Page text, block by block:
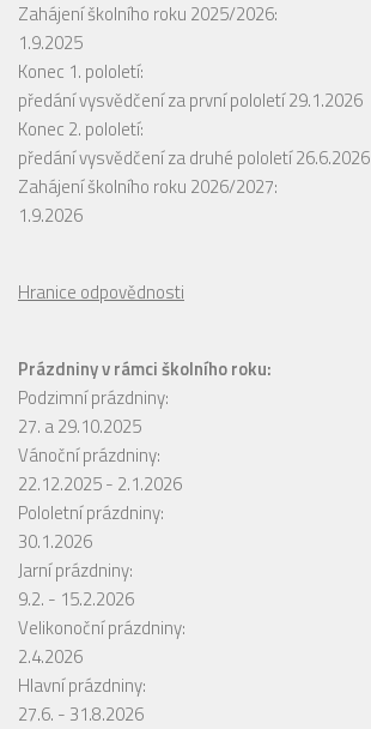
Zahájení školního roku 2025/2026:
1.9.2025
Konec 1. pololetí:
předání vysvědčení za první pololetí 29.1.2026
Konec 2. pololetí:
předání vysvědčení za druhé pololetí 26.6.2026
Zahájení školního roku 2026/2027:
1.9.2026
Hranice odpovědnosti
Prázdniny v rámci školního roku:
Podzimní prázdniny:
27. a 29.10.2025
Vánoční prázdniny:
22.12.2025 - 2.1.2026
Pololetní prázdniny:
30.1.2026
Jarní prázdniny:
9.2. - 15.2.2026
Velikonoční prázdniny:
2.4.2026
Hlavní prázdniny:
27.6. - 31.8.2026